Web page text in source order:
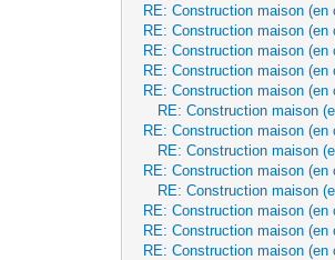
RE: Construction maison (en
RE: Construction maison (en
RE: Construction maison (en
RE: Construction maison (en
RE: Construction maison (en
RE: Construction maison
RE: Construction maison (en
RE: Construction maison
RE: Construction maison (en
RE: Construction maison
RE: Construction maison (en
RE: Construction maison (en
RE: Construction maison (en